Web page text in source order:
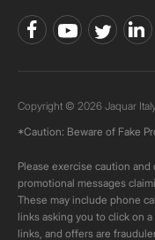
Copyright © 2026 Jaquar
*Caution: Beware of Fake
Please exercise caution
promotional messages
These may include phone
links asking you to click on
links, and offers are